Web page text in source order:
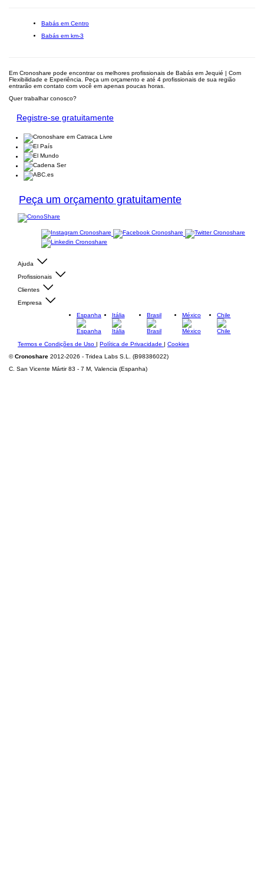
Babás em Centro
Babás em km-3
Em Cronoshare pode encontrar os melhores profissionais de Babás em Jequié | Com
Flexibilidade e Experiência. Peça um orçamento e até 4 profissionais de sua região
entrarão em contato com você em apenas poucas horas.
Quer trabalhar conosco?
Registre-se gratuitamente
Peça um orçamento gratuitamente
Ajuda
Profissionais
Clientes
Empresa
Espanha
Itália Brasil México Chile
Termos e Condições de Uso | Política de Privacidade | Cookies
©Cronoshare 2012-2026 - Tridea Labs S.L. (B98386022)
C. San Vicente Mártir 83 - 7 M, Valencia (Espanha)